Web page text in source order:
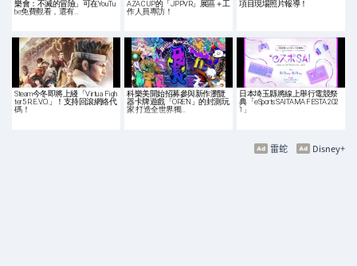
樂會：不滅的冒險」可在YouTu
be免費觀看，還有…
AZA CUP的「JPPVR」展區＋工
作人員專訪！
項目現場照片報導！
Steam今冬即將上綫「Virtua Figh
ter5 R.E.V.O.」！支持回滾網絡代
碼！
科樂美開始招募參與新作瀏覽
器卡牌遊戲「ORE’N」的封測玩
家 打造全世界獨…
日本埼玉縣將線上舉行電競祭
典「eSports SAITAMA FESTA 202
1」
Disney+
雷蛇